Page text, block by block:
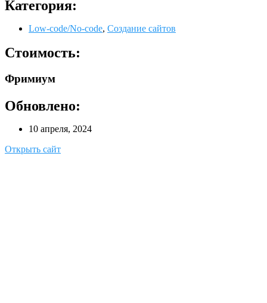
Категория:
Low-code/No-code, Создание сайтов
Стоимость:
Фримиум
Обновлено:
10 апреля, 2024
Открыть сайт